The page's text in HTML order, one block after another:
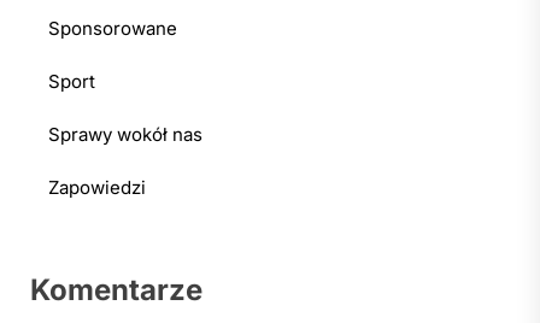
Sponsorowane
Sport
Sprawy wokół nas
Zapowiedzi
Komentarze